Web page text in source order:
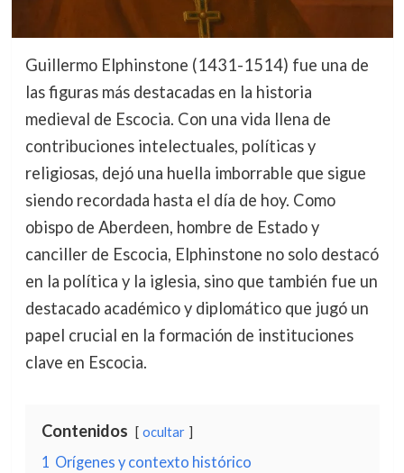
Guillermo Elphinstone (1431-1514) fue una de
las figuras más destacadas en la historia
medieval de Escocia. Con una vida llena de
contribuciones intelectuales, políticas y
religiosas, dejó una huella imborrable que sigue
siendo recordada hasta el día de hoy. Como
obispo de Aberdeen, hombre de Estado y
canciller de Escocia, Elphinstone no solo destacó
en la política y la iglesia, sino que también fue un
destacado académico y diplomático que jugó un
papel crucial en la formación de instituciones
clave en Escocia.
Contenidos ocultar
1 Orígenes y contexto histórico